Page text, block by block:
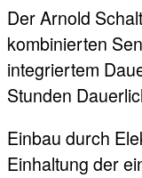
Der Arnold
kombinierten
integriertem
Stunden
Einbau durch
Einhaltung der